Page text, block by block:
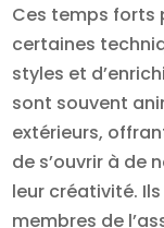
Ces temps forts
certaines
styles et
sont souvent
extérieurs,
de s’ouvrir à de
leur créativité.
membres de